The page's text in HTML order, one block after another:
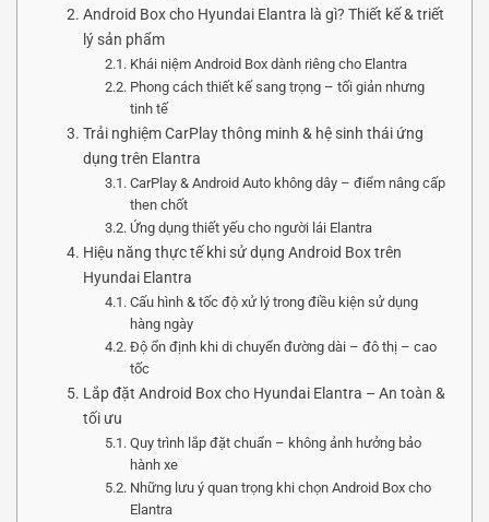
Android Box cho Hyundai Elantra là gì? Thiết kế & triết
lý sản phẩm
Khái niệm Android Box dành riêng cho Elantra
Phong cách thiết kế sang trọng – tối giản nhưng
tinh tế
Trải nghiệm CarPlay thông minh & hệ sinh thái ứng
dụng trên Elantra
CarPlay & Android Auto không dây – điểm nâng cấp
then chốt
Ứng dụng thiết yếu cho người lái Elantra
Hiệu năng thực tế khi sử dụng Android Box trên
Hyundai Elantra
Cấu hình & tốc độ xử lý trong điều kiện sử dụng
hàng ngày
Độ ổn định khi di chuyển đường dài – đô thị – cao
tốc
Lắp đặt Android Box cho Hyundai Elantra – An toàn &
tối ưu
Quy trình lắp đặt chuẩn – không ảnh hưởng bảo
hành xe
Những lưu ý quan trọng khi chọn Android Box cho
Elantra